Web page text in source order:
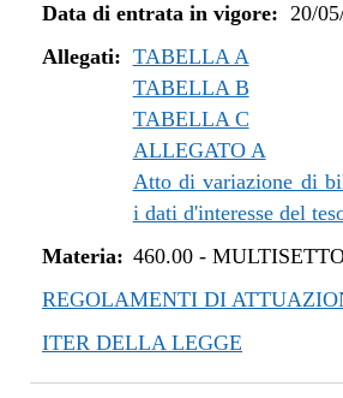
dal 20/05/2021 al 11/08/2021
Data di entrata in vigore: 20/
Allegati: TABELLA A
TABELLA B
TABELLA C
ALLEGATO A
Atto di variazione di
i dati d'interesse del
Materia: 460.00-
REGOLAMENTI DI
ITER DELLA LEGGE